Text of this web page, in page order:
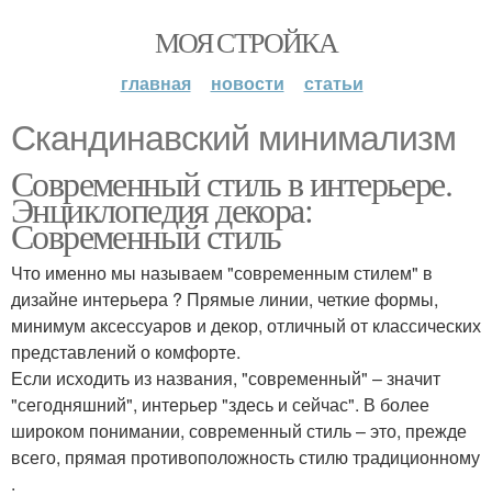
МОЯ СТРОЙКА
главная новости статьи
Скандинавский минимализм
Современный стиль в интерьере.
Энциклопедия декора:
Современный стиль
Что именно мы называем "современным стилем" в
дизайне интерьера ? Прямые линии, четкие формы,
минимум аксессуаров и декор, отличный от классических
представлений о комфорте.
Если исходить из названия, "современный" – значит
"сегодняшний", интерьер "здесь и сейчас". В более
широком понимании, современный стиль – это, прежде
всего, прямая противоположность стилю традиционному
.